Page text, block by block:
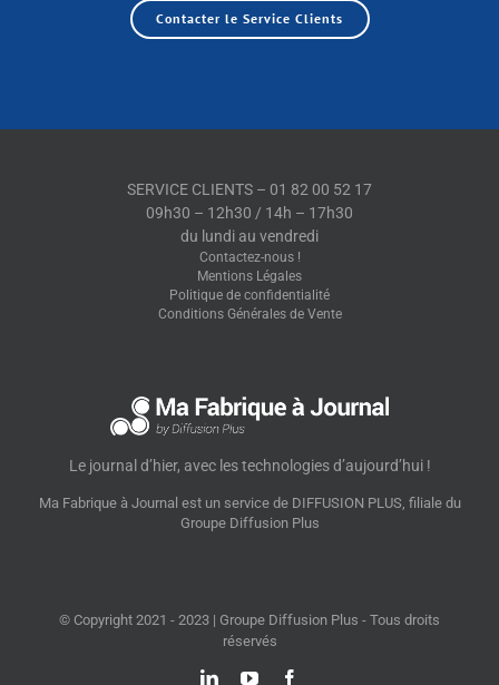
Contacter le Service Clients
Le journal d’hier, avec les technologies d’aujourd’hui !
Ma Fabrique à Journal est un service de DIFFUSION PLUS, filiale du
Groupe Diffusion Plus
SERVICE CLIENTS – 01 82 00 52 17
09h30 – 12h30 / 14h – 17h30
du lundi au vendredi
Contactez-nous !
Mentions Légales
Politique de confidentialité
Conditions Générales de Vente
© Copyright 2021 - 2023 | Groupe Diffusion Plus - Tous droits
réservés
LinkedInYouTube